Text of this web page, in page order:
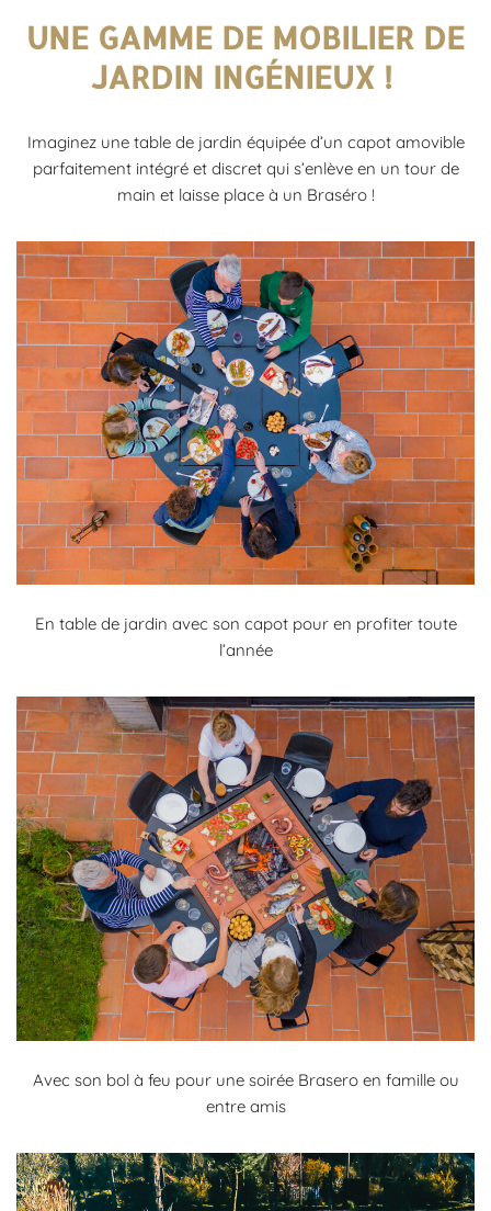
UNE GAMME DE MOBILIER DE
JARDIN INGÉNIEUX !
Imaginez une table de jardin équipée d’un capot amovible
parfaitement intégré et discret qui s’enlève en un tour de
main et laisse place à un Braséro !
En table de jardin avec son capot pour en profiter toute
l’année
Avec son bol à feu pour une soirée Brasero en famille ou
entre amis